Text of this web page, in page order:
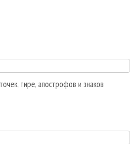
тире, апострофов и знаков